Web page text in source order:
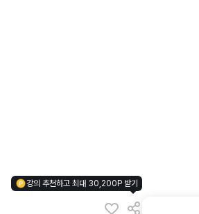
강의 추천하고 최대 30,200P 받기